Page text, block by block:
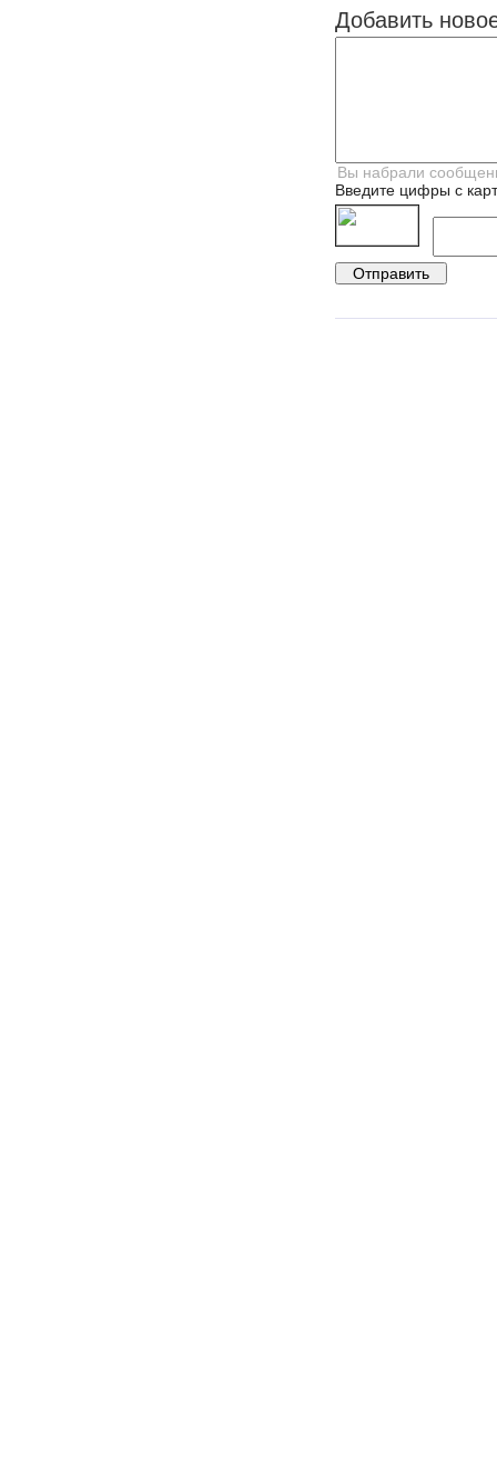
Добавить
Введите цифры с